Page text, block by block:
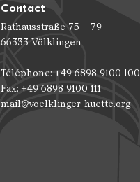
Contact
Rathausstraße 75 – 79
66333 Völklingen
Téléphone: +49 6898 9100 100
Fax: +49 6898 9100 111
mail@voelklinger-huette.org